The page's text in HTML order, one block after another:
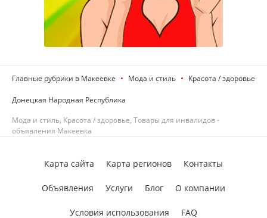
Главные рубрики в Макеевке Мода и стиль Красота / здоровье
Донецкая Народная Республика
Мода и стиль, Красота / здоровье, Товары для инвалидов -
объявления Макеевка
Карта сайта Карта регионов Контакты
Объявления Услуги Блог О компании
Условия использования FAQ